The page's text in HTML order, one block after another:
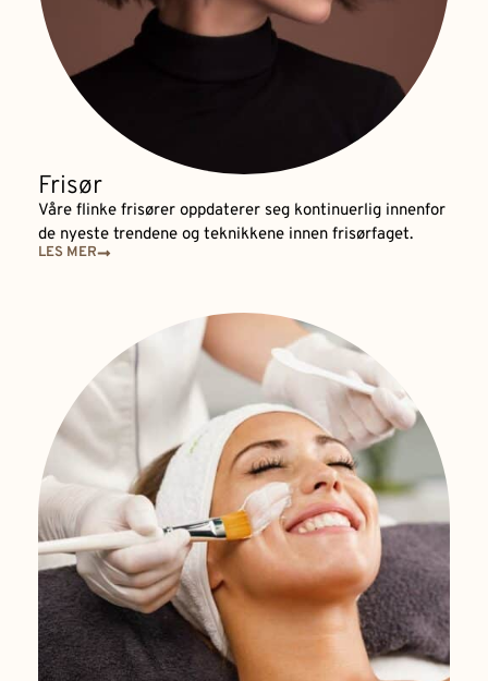
Frisør
Våre flinke frisører oppdaterer seg kontinuerlig innenfor
de nyeste trendene og teknikkene innen frisørfaget.
LES MER